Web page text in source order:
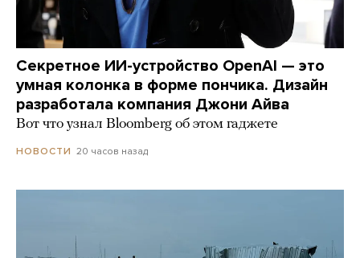
Секретное ИИ-устройство OpenAI — это
умная колонка в форме пончика. Дизайн
разработала компания Джони Айва
Вот что узнал Bloomberg об этом гаджете
НОВОСТИ 20 часов назад